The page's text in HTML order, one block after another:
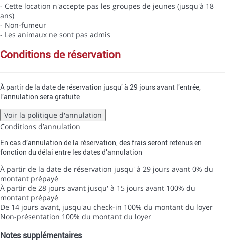
- Cette location n'accepte pas les groupes de jeunes (jusqu'à 18
ans)
- Non-fumeur
- Les animaux ne sont pas admis
conditions de réservation
À partir de la date de réservation jusqu' à 29 jours avant l'entrée,
l'annulation sera gratuite
Voir la politique d'annulation
Conditions d’annulation
En cas d'annulation de la réservation, des frais seront retenus en
fonction du délai entre les dates d'annulation
À partir de la date de réservation jusqu' à 29 jours avant 0% du
montant prépayé
À partir de 28 jours avant jusqu' à 15 jours avant 100% du
montant prépayé
De 14 jours avant, jusqu'au check-in 100% du montant du loyer
Non-présentation 100% du montant du loyer
Notes supplémentaires